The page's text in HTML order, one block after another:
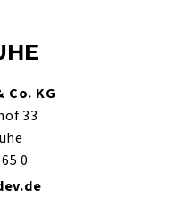
Co. KG
33
0